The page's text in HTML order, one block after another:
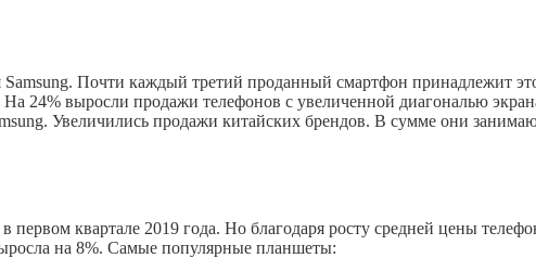
Samsung. Почти каждый третий проданный смартфон принадлежит
24% выросли продажи телефонов с увеличенной диагональю
Увеличились продажи китайских брендов. В сумме они
квартале 2019 года. Но благодаря росту средней цены
на 8%. Самые популярные планшеты: